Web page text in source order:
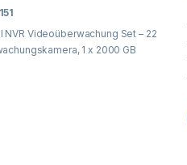
NVR Videoüberwachung Set – 22
1 x 2000 GB